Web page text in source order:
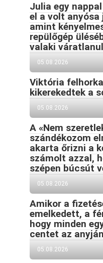
Julia egy
el a volt anyósa
amint
repülőgép
valaki
05.08.2026
Viktória
kikerekedtek a
05.08.2026
A «Nem
szándékozom
akarta őrizni a
számolt azzal,
szépen búcsút
05.08.2026
Amikor a
emelkedett, a
hogy minden
centet az
05.08.2026